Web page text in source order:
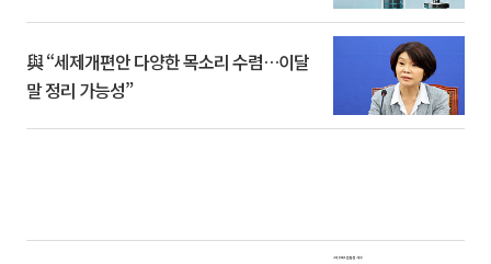
與 “세제개편안 다양한 목소리 수렴…이달
말 정리 가능성”